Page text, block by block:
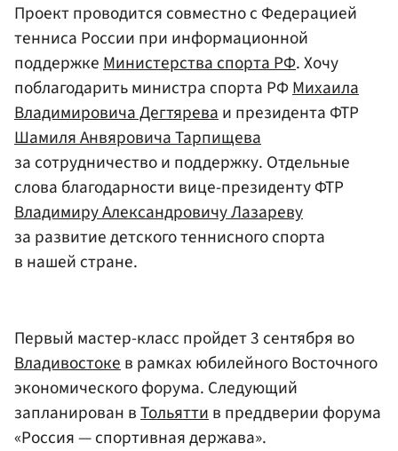
Проект проводится совместно с Федерацией
тенниса России при информационной
поддержкеМинистерства спортаРФ. Хочу
поблагодарить министра спорта РФМихаила
Владимировича Дегтяреваи президента ФТР
Шамиля Анвяровича Тарпищева
за сотрудничество и поддержку. Отдельные
слова благодарности вице-президенту ФТР
Владимиру Александровичу Лазареву
за развитие детского теннисного спорта
в нашей стране.
Первый мастер-класс пройдет 3 сентября во
Владивостокев рамках юбилейного Восточного
экономического форума. Следующий
запланирован вТольяттив преддверии форума
«Россия — спортивная держава».